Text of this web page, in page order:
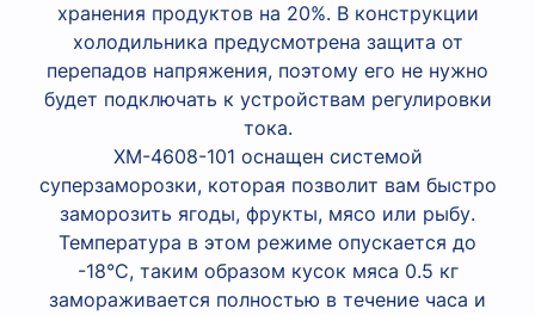
хранения продуктов на 20%. В конструкции
холодильника предусмотрена защита от
перепадов напряжения, поэтому его не нужно
будет подключать к устройствам регулировки
тока.
XM-4608-101 оснащен системой
суперзаморозки, которая позволит вам быстро
заморозить ягоды, фрукты, мясо или рыбу.
Температура в этом режиме опускается до
-18°С, таким образом кусок мяса 0.5 кг
замораживается полностью в течение часа и